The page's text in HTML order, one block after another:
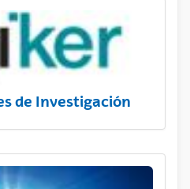
de Investigación